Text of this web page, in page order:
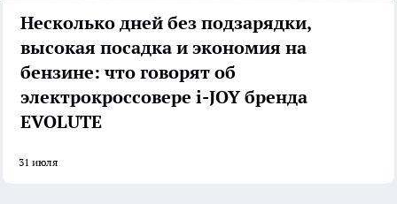
Несколько дней без подзарядки,
высокая посадка и экономия на
бензине: что говорят об
электрокроссовере i-JOY бренда
EVOLUTE
31 июля